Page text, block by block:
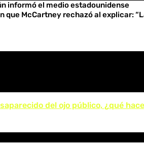
informó el medio estadounidense
McCartney rechazó al explicar:
del ojo público, ¿qué